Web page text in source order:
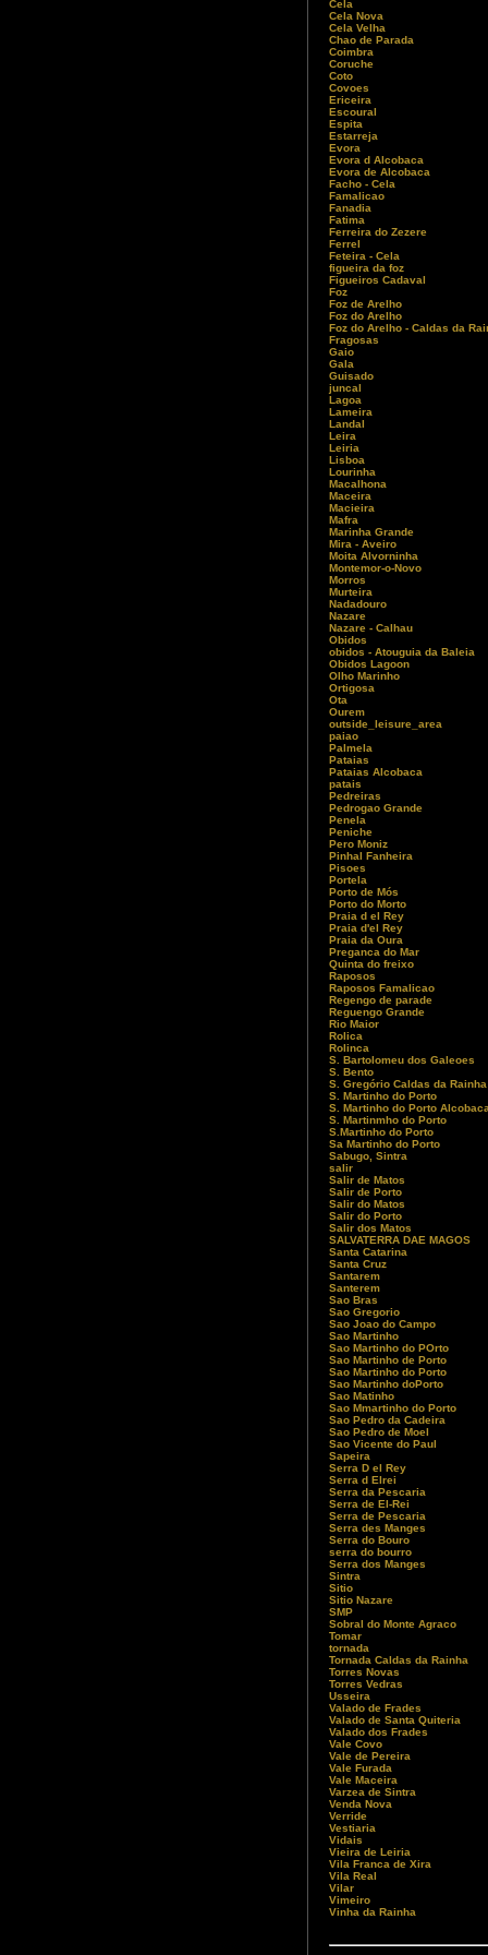
Cela
Cela Nova
Cela Velha
Chao de Parada
Coimbra
Coruche
Coto
Covoes
Ericeira
Escoural
Espita
Estarreja
Evora
Evora d Alcobaca
Evora de Alcobaca
Facho - Cela
Famalicao
Fanadia
Fatima
Ferreira do Zezere
Ferrel
Feteira - Cela
figueira da foz
Figueiros Cadaval
Foz
Foz de Arelho
Foz do Arelho
Foz do Arelho - Caldas da
Fragosas
Gaio
Gala
Guisado
juncal
Lagoa
Lameira
Landal
Leira
Leiria
Lisboa
Lourinha
Macalhona
Maceira
Macieira
Mafra
Marinha Grande
Mira - Aveiro
Moita Alvorninha
Montemor-o-Novo
Morros
Murteira
Nadadouro
Nazare
Nazare - Calhau
Obidos
obidos - Atouguia da Baleia
Obidos Lagoon
Olho Marinho
Ortigosa
Ota
Ourem
outside_leisure_area
paiao
Palmela
Pataias
Pataias Alcobaca
patais
Pedreiras
Pedrogao Grande
Penela
Peniche
Pero Moniz
Pinhal Fanheira
Pisoes
Portela
Porto de Mós
Porto do Morto
Praia d el Rey
Praia d'el Rey
Praia da Oura
Preganca do Mar
Quinta do freixo
Raposos
Raposos Famalicao
Regengo de parade
Reguengo Grande
Rio Maior
Rolica
Rolinca
S. Bartolomeu dos Galeoes
S. Bento
S. Gregório Caldas da Rainha
S. Martinho do Porto
S. Martinho do Porto
S. Martinmho do Porto
S.Martinho do Porto
Sa Martinho do Porto
Sabugo, Sintra
salir
Salir de Matos
Salir de Porto
Salir do Matos
Salir do Porto
Salir dos Matos
SALVATERRA DAE MAGOS
Santa Catarina
Santa Cruz
Santarem
Santerem
Sao Bras
Sao Gregorio
Sao Joao do Campo
Sao Martinho
Sao Martinho do POrto
Sao Martinho de Porto
Sao Martinho do Porto
Sao Martinho doPorto
Sao Matinho
Sao Mmartinho do Porto
Sao Pedro da Cadeira
Sao Pedro de Moel
Sao Vicente do Paul
Sapeira
Serra D el Rey
Serra d Elrei
Serra da Pescaria
Serra de El-Rei
Serra de Pescaria
Serra des Manges
Serra do Bouro
serra do bourro
Serra dos Manges
Sintra
Sitio
Sitio Nazare
SMP
Sobral do Monte Agraco
Tomar
tornada
Tornada Caldas da Rainha
Torres Novas
Torres Vedras
Usseira
Valado de Frades
Valado de Santa Quiteria
Valado dos Frades
Vale Covo
Vale de Pereira
Vale Furada
Vale Maceira
Varzea de Sintra
Venda Nova
Verride
Vestiaria
Vidais
Vieira de Leiria
Vila Franca de Xira
Vila Real
Vilar
Vimeiro
Vinha da Rainha